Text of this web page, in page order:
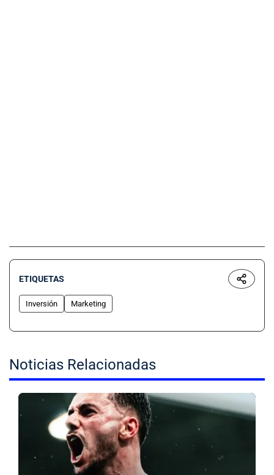
ETIQUETAS
Inversión Marketing
Noticias Relacionadas